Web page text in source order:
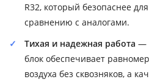
R32, который безопаснее
сравнению с аналогами.
Тихая и надежная работа —
блок обеспечивает
воздуха без сквозняков, а